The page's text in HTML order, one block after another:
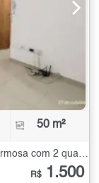
50 m²
R$ 1.500